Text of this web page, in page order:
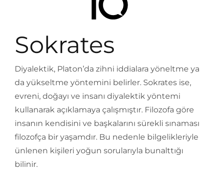
Sokrates
Diyalektik, Platon’da zihni iddialara yöneltme ya
da yükseltme yöntemini belirler. Sokrates ise,
evreni, doğayı ve insanı diyalektik yöntemi
kullanarak açıklamaya çalışmıştır. Filozofa göre
insanın kendisini ve başkalarını sürekli sınaması
filozofça bir yaşamdır. Bu nedenle bilgelikleriyle
ünlenen kişileri yoğun sorularıyla bunalttığı
bilinir.